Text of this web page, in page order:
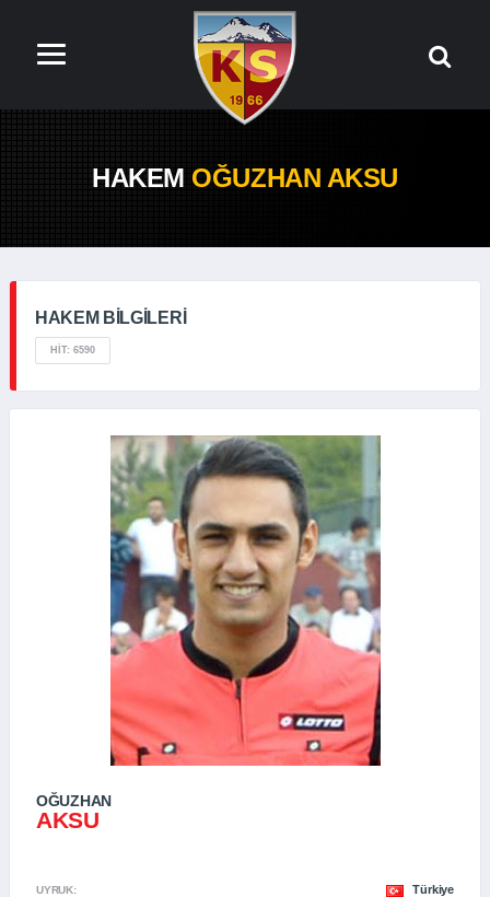
HAKEM OĞUZHAN AKSU
HAKEM BILGILERI
HIT: 6590
OĞUZHAN
AKSU
UYRUK: Türkiye